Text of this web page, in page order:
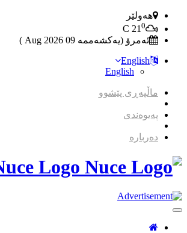
هەولێر
21 0
ئەمرۆ (یەکشەممە 09 2026 Aug )
English
English
ماڵپەڕی پێشوو
پەیوەندی
دەربارە
Logo
Toggle
Navigation